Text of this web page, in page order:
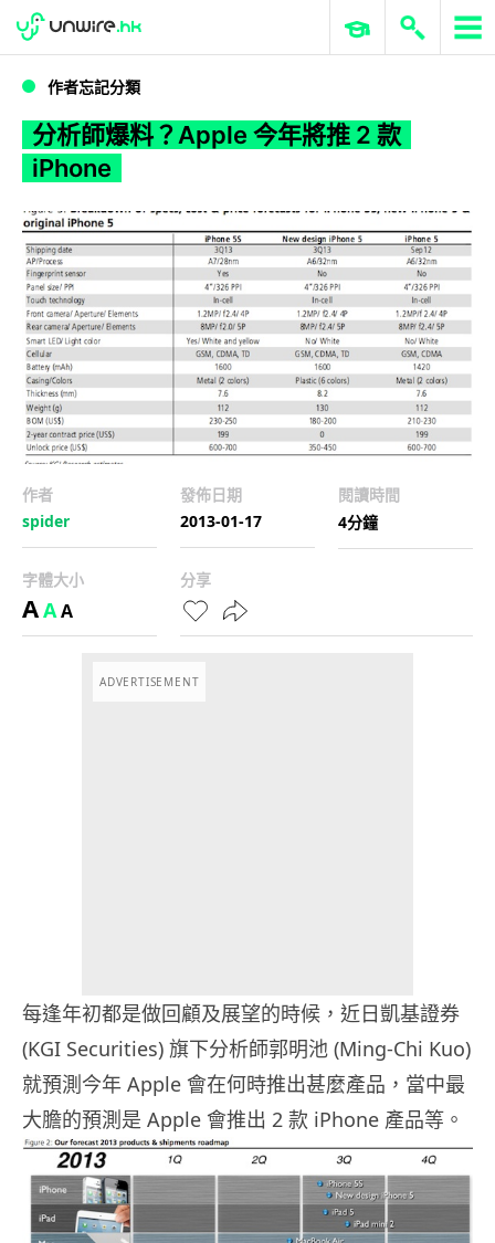
分析師爆料？Apple 今年將推 2 款 iPhone
WWDC 2026 ERP 與商業 AI
作者忘記分類
分析師爆料？Apple 今年將推 2 款
iPhone
作者
spider
發佈日期
2013-01-17
閱讀時間
4分鐘
字體大小
AAA
分享
ADVERTISEMENT
每逢年初都是做回顧及展望的時候，近日凱基證券
(KGI Securities) 旗下分析師郭明池 (Ming-Chi Kuo)
就預測今年 Apple 會在何時推出甚麼產品，當中最
大膽的預測是 Apple 會推出 2 款 iPhone 產品等。